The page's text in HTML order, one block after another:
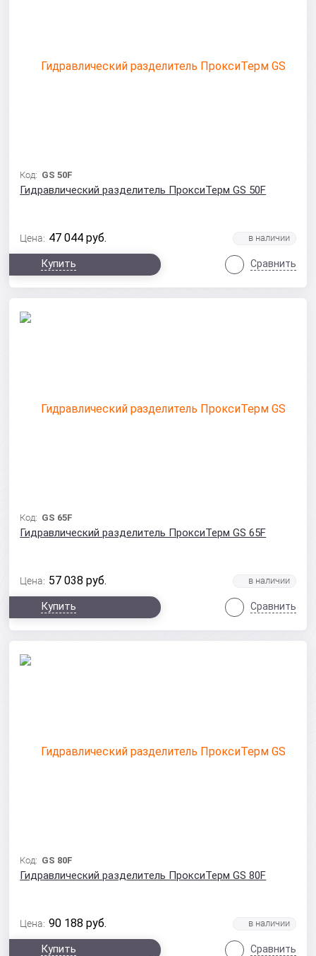
Код: GS 50F
Гидравлический разделитель ПроксиТерм GS 50F
Цена: 47 044 руб.
Купить Сравнить
Код: GS 65F
Гидравлический разделитель ПроксиТерм GS 65F
Цена: 57 038 руб.
Купить Сравнить
Код: GS 80F
Гидравлический разделитель ПроксиТерм GS 80F
Цена: 90 188 руб.
Купить Сравнить